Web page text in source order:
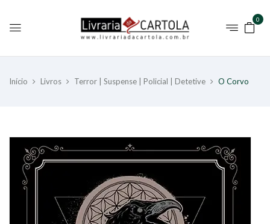
0
Início Livros Terror | Suspense | Policial | Detetive O Corvo